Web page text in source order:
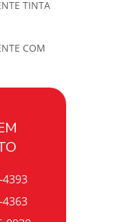
TINTA
COM
EM
4393
4363